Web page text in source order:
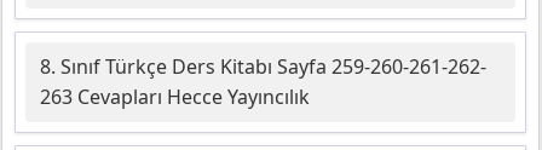
8. Sınıf Türkçe Ders Kitabı Sayfa 259-260-261-262-
263 Cevapları Hecce Yayıncılık